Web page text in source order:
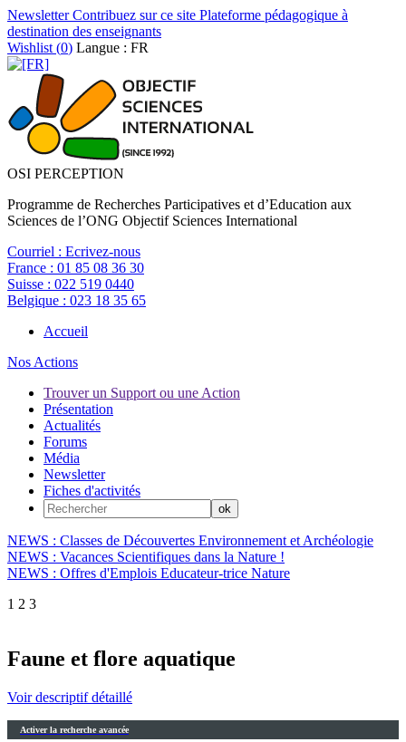
NewsletterContribuez sur ce site Plateforme pédagogique à
destination des enseignants
Wishlist (0) Langue : FR
OSI PERCEPTION
Programme de Recherches Participatives et d’Education aux
Sciences de l’ONG Objectif Sciences International
Courriel : Ecrivez-nous
France : 01 85 08 36 30
Suisse : 022 519 0440
Belgique : 023 18 35 65
Accueil
Nos Actions
Trouver un Support ou une Action
Présentation
Actualités
Forums
Média
Newsletter
Fiches d'activités
NEWS : Classes de Découvertes Environnement et Archéologie
NEWS : Vacances Scientifiques dans la Nature !
NEWS : Offres d'Emplois Educateur-trice Nature
1 2 3
Faune et flore aquatique
Voir descriptif détaillé
Activer la recherche avancée